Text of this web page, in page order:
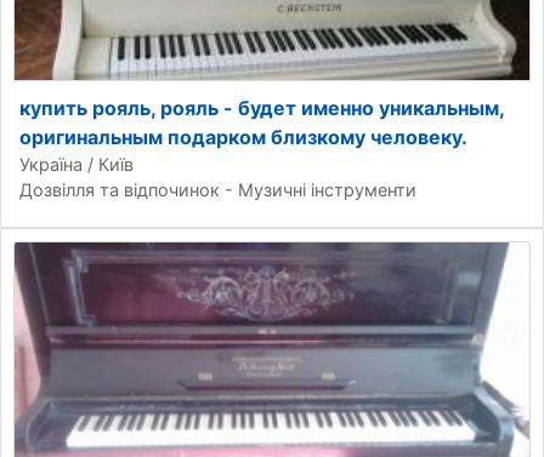
купить рояль, рояль - будет именно уникальным,
оригинальным подарком близкому человеку.
Україна / Київ
Дозвілля та відпочинок - Музичні інструменти